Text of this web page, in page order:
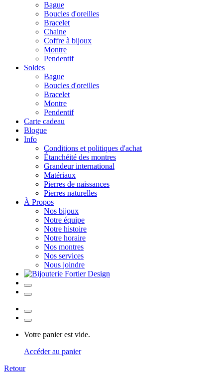
Bague
Boucles d'oreilles
Bracelet
Chaine
Coffre à bijoux
Montre
Pendentif
Soldes
Bague
Boucles d'oreilles
Bracelet
Montre
Pendentif
Carte cadeau
Blogue
Info
Conditions et politiques d'achat
Étanchéité des montres
Grandeur international
Matériaux
Pierres de naissances
Pierres naturelles
À Propos
Nos bijoux
Notre équipe
Notre histoire
Notre horaire
Nos montres
Nos services
Nous joindre
Votre panier est vide.
Accéder au panier
Retour